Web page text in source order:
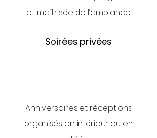
et maîtrisée de l’ambiance.
Soirées privées
Anniversaires et réceptions
organisés en intérieur ou en